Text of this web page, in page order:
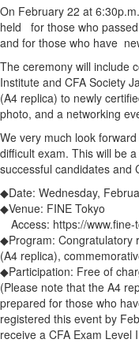
On February 22 at
held for those who
and for those who have
The ceremony will include
Institute and CFA Society
(A4 replica) to newly
photo, and a networking
We very much look
difficult exam. This will be
successful candidates and
◆Date: Wednesday,
◆Venue: FINE Tokyo
Access: https://
◆Program: Congratulatory
(A4 replica),
◆Participation: Free of
(Please note that the A4
prepared for those who
registered this event by
receive a CFA Exam Level